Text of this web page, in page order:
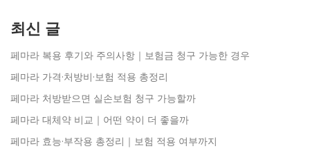
최신 글
페마라 복용 후기와 주의사항｜보험금 청구 가능한 경우
페마라 가격·처방비·보험 적용 총정리
페마라 처방받으면 실손보험 청구 가능할까
페마라 대체약 비교｜어떤 약이 더 좋을까
페마라 효능·부작용 총정리｜보험 적용 여부까지